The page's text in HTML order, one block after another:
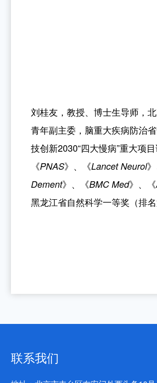
刘桂友，教授、博士生导师，
青年副主委，脑重大疾病防治
技创新2030“四大慢病”重大项
《PNAS》、《Lancet Neurol
Dement》、《BMC Med》、《
黑龙江省自然科学一等奖（排名
联系我们